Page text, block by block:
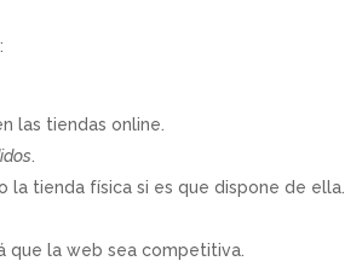
las tiendas online.
tienda física si es que dispone de ella.
que la web sea competitiva.